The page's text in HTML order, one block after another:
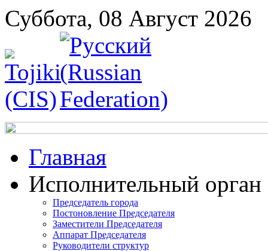
Суббота, 08 Август 2026
Главная
Исполнительный орган
Председатель города
Постоновление Председателя
Заместители Председателя
Аппарат Председателя
Руководители структур